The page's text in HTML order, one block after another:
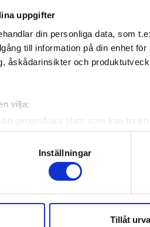
uppgifter
din personliga data, som
till information på din enhet
åskådarinsikter och
vilja:
geografiska plats som kan ha
att aktivt skanna den för
uppgifter behandlas och
när som helst från cookie-
för att anpassa innehållet och
trafik. Vi vidarebefordrar även
och analysföretag som vi
Inställningar
Tillåt